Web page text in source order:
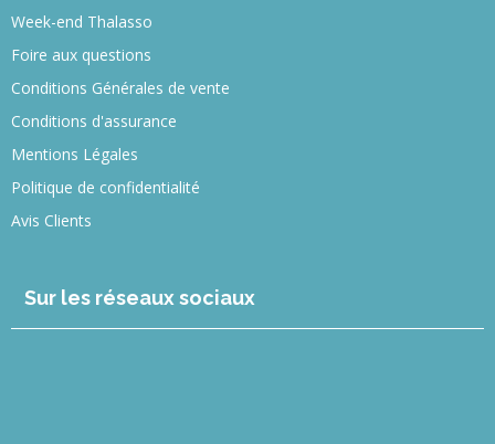
Week-end Thalasso
Foire aux questions
Conditions Générales de vente
Conditions d'assurance
Mentions Légales
Politique de confidentialité
Avis Clients
Sur les réseaux sociaux